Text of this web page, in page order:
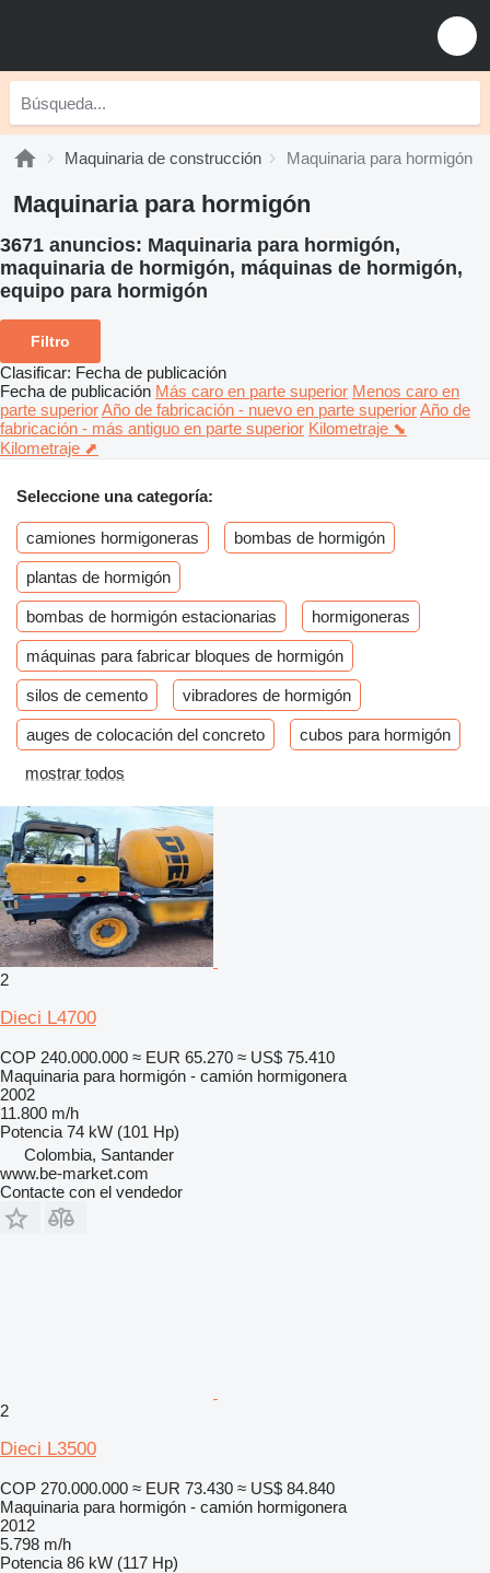
Maquinaria de construcción Maquinaria para hormigón
Maquinaria para hormigón
3671 anuncios: Maquinaria para hormigón,
maquinaria de hormigón, máquinas de hormigón,
equipo para hormigón
Filtro
Clasificar: Fecha de publicación
Fecha de publicación Más caro en parte superior Menos caro en
parte superiorAño de fabricación - nuevo en parte superiorAño de
fabricación - más antiguo en parte superior Kilometraje ⬊
Kilometraje ⬈
Seleccione una categoría:
camiones hormigoneras bombas de hormigón
plantas de hormigón
bombas de hormigón estacionarias hormigoneras
máquinas para fabricar bloques de hormigón
silos de cemento vibradores de hormigón
auges de colocación del concreto cubos para hormigón
mostrar todos
2
Dieci L4700
COP 240.000.000 ≈ EUR 65.270 ≈ US$ 75.410
Maquinaria para hormigón - camión hormigonera
2002
11.800 m/h
Potencia 74 kW (101 Hp)
Colombia, Santander
www.be-market.com
Contacte con el vendedor
2
Dieci L3500
COP 270.000.000 ≈ EUR 73.430 ≈ US$ 84.840
Maquinaria para hormigón - camión hormigonera
2012
5.798 m/h
Potencia 86 kW (117 Hp)